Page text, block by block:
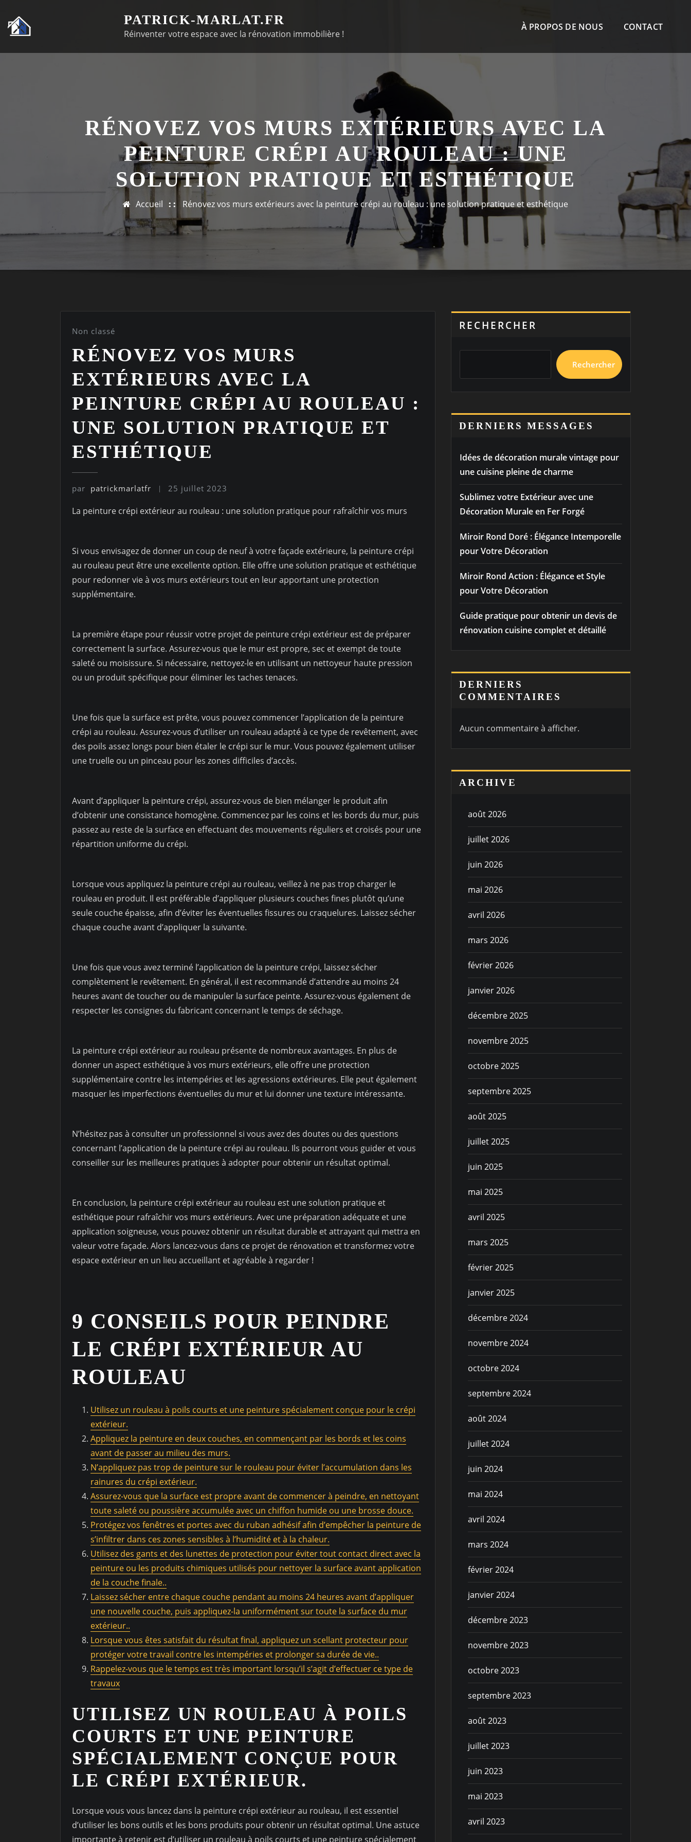
au
contenu
PATRICK-MARLAT.FR
Réinventer votre espace avec la rénovation immobilière !
À PROPOS DE NOUS CONTACT
RÉNOVEZ VOS MURS EXTÉRIEURS AVEC LA
PEINTURE CRÉPI AU ROULEAU : UNE
SOLUTION PRATIQUE ET ESTHÉTIQUE
Accueil Rénovez vos murs extérieurs avec la peinture crépi au rouleau : une solution pratique et esthétique
Non classé
RÉNOVEZ VOS MURS
EXTÉRIEURS AVEC LA
PEINTURE CRÉPI AU ROULEAU :
UNE SOLUTION PRATIQUE ET
ESTHÉTIQUE
par patrickmarlatfr 25 juillet 2023
La peinture crépi extérieur au rouleau : une solution pratique pour rafraîchir vos murs
Si vous envisagez de donner un coup de neuf à votre façade extérieure, la peinture crépi
au rouleau peut être une excellente option. Elle offre une solution pratique et esthétique
pour redonner vie à vos murs extérieurs tout en leur apportant une protection
supplémentaire.
La première étape pour réussir votre projet de peinture crépi extérieur est de préparer
correctement la surface. Assurez-vous que le mur est propre, sec et exempt de toute
saleté ou moisissure. Si nécessaire, nettoyez-le en utilisant un nettoyeur haute pression
ou un produit spécifique pour éliminer les taches tenaces.
Une fois que la surface est prête, vous pouvez commencer l’application de la peinture
crépi au rouleau. Assurez-vous d’utiliser un rouleau adapté à ce type de revêtement, avec
des poils assez longs pour bien étaler le crépi sur le mur. Vous pouvez également utiliser
une truelle ou un pinceau pour les zones difficiles d’accès.
Avant d’appliquer la peinture crépi, assurez-vous de bien mélanger le produit afin
d’obtenir une consistance homogène. Commencez par les coins et les bords du mur, puis
passez au reste de la surface en effectuant des mouvements réguliers et croisés pour une
répartition uniforme du crépi.
Lorsque vous appliquez la peinture crépi au rouleau, veillez à ne pas trop charger le
rouleau en produit. Il est préférable d’appliquer plusieurs couches fines plutôt qu’une
seule couche épaisse, afin d’éviter les éventuelles fissures ou craquelures. Laissez sécher
chaque couche avant d’appliquer la suivante.
Une fois que vous avez terminé l’application de la peinture crépi, laissez sécher
complètement le revêtement. En général, il est recommandé d’attendre au moins 24
heures avant de toucher ou de manipuler la surface peinte. Assurez-vous également de
respecter les consignes du fabricant concernant le temps de séchage.
La peinture crépi extérieur au rouleau présente de nombreux avantages. En plus de
donner un aspect esthétique à vos murs extérieurs, elle offre une protection
supplémentaire contre les intempéries et les agressions extérieures. Elle peut également
masquer les imperfections éventuelles du mur et lui donner une texture intéressante.
N’hésitez pas à consulter un professionnel si vous avez des doutes ou des questions
concernant l’application de la peinture crépi au rouleau. Ils pourront vous guider et vous
conseiller sur les meilleures pratiques à adopter pour obtenir un résultat optimal.
En conclusion, la peinture crépi extérieur au rouleau est une solution pratique et
esthétique pour rafraîchir vos murs extérieurs. Avec une préparation adéquate et une
application soigneuse, vous pouvez obtenir un résultat durable et attrayant qui mettra en
valeur votre façade. Alors lancez-vous dans ce projet de rénovation et transformez votre
espace extérieur en un lieu accueillant et agréable à regarder !
9 CONSEILS POUR PEINDRE
LE CRÉPI EXTÉRIEUR AU
ROULEAU
Utilisez un rouleau à poils courts et une peinture spécialement conçue pour le crépi
extérieur.
Appliquez la peinture en deux couches, en commençant par les bords et les coins
avant de passer au milieu des murs.
N’appliquez pas trop de peinture sur le rouleau pour éviter l’accumulation dans les
rainures du crépi extérieur.
Assurez-vous que la surface est propre avant de commencer à peindre, en nettoyant
toute saleté ou poussière accumulée avec un chiffon humide ou une brosse douce.
Protégez vos fenêtres et portes avec du ruban adhésif afin d’empêcher la peinture de
s’infiltrer dans ces zones sensibles à l’humidité et à la chaleur.
Utilisez des gants et des lunettes de protection pour éviter tout contact direct avec la
peinture ou les produits chimiques utilisés pour nettoyer la surface avant application
de la couche finale..
Laissez sécher entre chaque couche pendant au moins 24 heures avant d’appliquer
une nouvelle couche, puis appliquez-la uniformément sur toute la surface du mur
extérieur..
Lorsque vous êtes satisfait du résultat final, appliquez un scellant protecteur pour
protéger votre travail contre les intempéries et prolonger sa durée de vie..
Rappelez-vous que le temps est très important lorsqu’il s’agit d’effectuer ce type de
travaux
UTILISEZ UN ROULEAU À POILS
COURTS ET UNE PEINTURE
SPÉCIALEMENT CONÇUE POUR
LE CRÉPI EXTÉRIEUR.
Lorsque vous vous lancez dans la peinture crépi extérieur au rouleau, il est essentiel
d’utiliser les bons outils et les bons produits pour obtenir un résultat optimal. Une astuce
importante à retenir est d’utiliser un rouleau à poils courts et une peinture spécialement
RECHERCHER
Rechercher
DERNIERS MESSAGES
Idées de décoration murale vintage pour
une cuisine pleine de charme
Sublimez votre Extérieur avec une
Décoration Murale en Fer Forgé
Miroir Rond Doré : Élégance Intemporelle
pour Votre Décoration
Miroir Rond Action : Élégance et Style
pour Votre Décoration
Guide pratique pour obtenir un devis de
rénovation cuisine complet et détaillé
DERNIERS
COMMENTAIRES
Aucun commentaire à afficher.
ARCHIVE
août 2026
juillet 2026
juin 2026
mai 2026
avril 2026
mars 2026
février 2026
janvier 2026
décembre 2025
novembre 2025
octobre 2025
septembre 2025
août 2025
juillet 2025
juin 2025
mai 2025
avril 2025
mars 2025
février 2025
janvier 2025
décembre 2024
novembre 2024
octobre 2024
septembre 2024
août 2024
juillet 2024
juin 2024
mai 2024
avril 2024
mars 2024
février 2024
janvier 2024
décembre 2023
novembre 2023
octobre 2023
septembre 2023
août 2023
juillet 2023
juin 2023
mai 2023
avril 2023